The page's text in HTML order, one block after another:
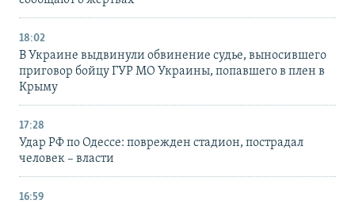
18:02
В Украине выдвинули обвинение судье, выносившего
приговор бойцу ГУР МО Украины, попавшего в плен в
Крыму
17:28
Удар РФ по Одессе: поврежден стадион, пострадал
человек – власти
16:59